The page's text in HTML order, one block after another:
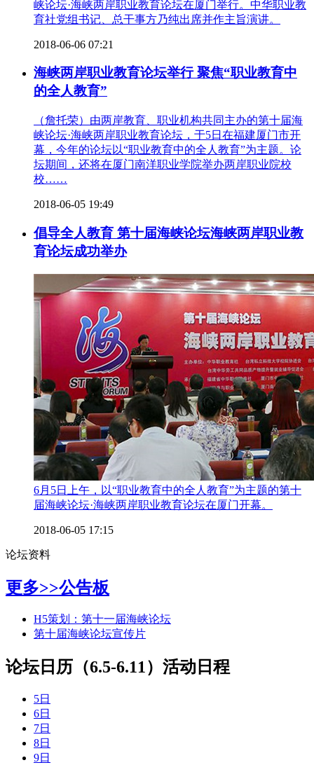
峡论坛·海峡两岸职业教育论坛在厦门举行。中华职业教
育社党组书记、总干事方乃纯出席并作主旨演讲。
2018-06-06 07:21
海峡两岸职业教育论坛举行 聚焦“职业教育中
的全人教育”
（詹托荣）由两岸教育、职业机构共同主办的第十届海
峡论坛·海峡两岸职业教育论坛，于5日在福建厦门市开
幕，今年的论坛以“职业教育中的全人教育”为主题。论
坛期间，还将在厦门南洋职业学院举办两岸职业院校
校……
2018-06-05 19:49
倡导全人教育 第十届海峡论坛海峡两岸职业教
育论坛成功举办
6月5日上午，以“职业教育中的全人教育”为主题的第十
届海峡论坛·海峡两岸职业教育论坛在厦门开幕。
2018-06-05 17:15
论坛资料
更多>>公告板
H5策划：第十一届海峡论坛
第十届海峡论坛宣传片
论坛日历（6.5-6.11） 活动日程
5日
6日
7日
8日
9日